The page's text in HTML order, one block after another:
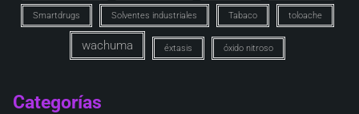
Smartdrugs Solventes industriales Tabaco toloache
wachuma éxtasis óxido nitroso
Categorías